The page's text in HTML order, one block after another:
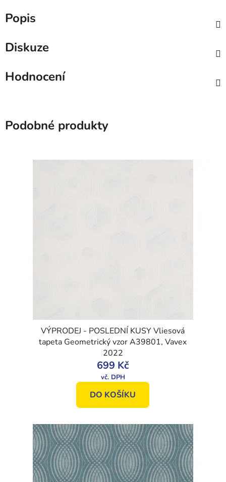
Popis
Diskuze
Hodnocení
Podobné produkty
VÝPRODEJ - POSLEDNÍ KUSY Vliesová
tapeta Geometrický vzor A39801, Vavex
2022
699 Kč
DO KOŠÍKU